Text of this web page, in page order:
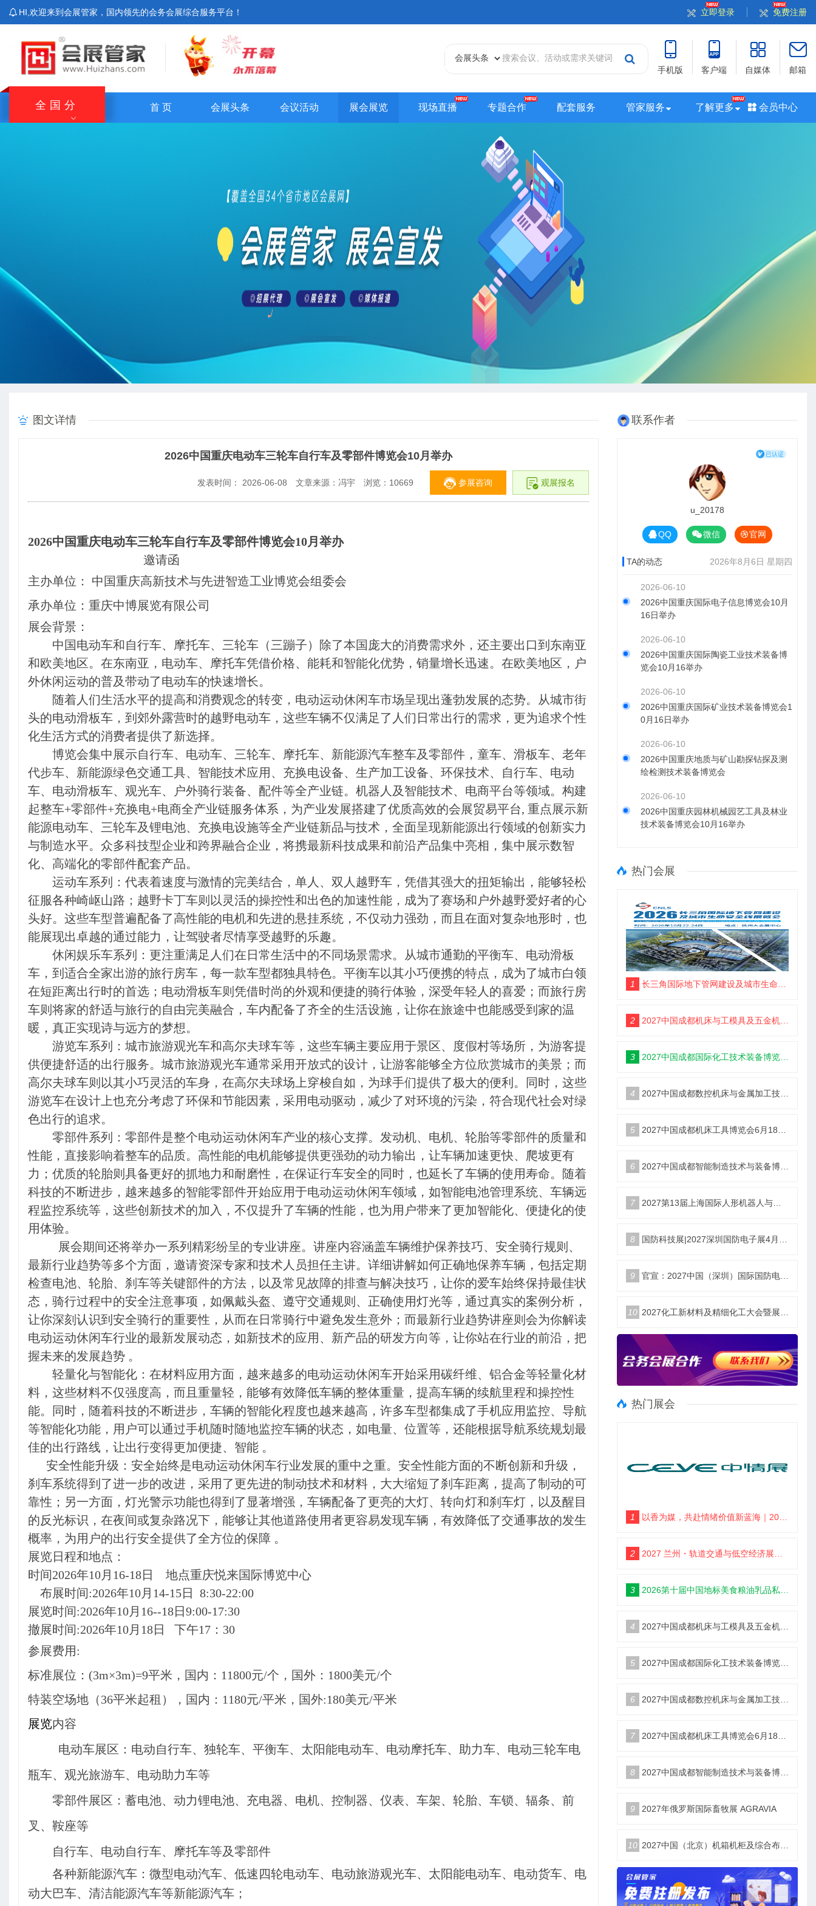
HI,欢迎来到会展管家，国内领先的会务会展综合服务平台！ 立即登录 免费注册
手机版 客户端 自媒体 邮箱
全国分 首 页 会展头条 会议活动 展会展览 现场直播 专题合作 配套服务 管家服务 了解更多 会员中心
福建站
江西站 陕西站
台湾站
图文详情
2026中国重庆电动车三轮车自行车及零部件博览会10月举办
发表时间： 2026-06-08 文章来源：冯宇 浏览： 10669 参展咨询 观展报名
2026中国重庆电动车三轮车自行车及零部件博览会10月举办
邀请函
主办单位： 中国重庆高新技术与先进智造工业博览会组委会
承办单位：重庆中博展览有限公司
展会背景：
中国电动车和自行车、摩托车、三轮车（三蹦子）除了本国庞大的消费需求外，还主要出口到东南亚
和欧美地区。在东南亚，电动车、摩托车凭借价格、能耗和智能化优势，销量增长迅速。在欧美地区，户
外休闲运动的普及带动了电动车的快速增长。
随着人们生活水平的提高和消费观念的转变，电动运动休闲车市场呈现出蓬勃发展的态势。从城市街
头的电动滑板车，到郊外露营时的越野电动车，这些车辆不仅满足了人们日常出行的需求，更为追求个性
化生活方式的消费者提供了新选择。
博览会集中展示自行车、电动车、三轮车、摩托车、新能源汽车整车及零部件，童车、滑板车、老年
代步车、新能源绿色交通工具、智能技术应用、充换电设备、生产加工设备、环保技术、自行车、电动
车、电动滑板车、观光车、户外骑行装备、配件等全产业链。机器人及智能技术、电商平台等领域。构建
起整车+零部件+充换电+电商全产业链服务体系，为产业发展搭建了优质高效的会展贸易平台, 重点展示新
能源电动车、三轮车及锂电池、充换电设施等全产业链新品与技术，全面呈现新能源出行领域的创新实力
与制造水平。众多科技型企业和跨界融合企业，将携最新科技成果和前沿产品集中亮相，集中展示数智
化、高端化的零部件配套产品。
运动车系列：代表着速度与激情的完美结合，单人、双人越野车，凭借其强大的扭矩输出，能够轻松
征服各种崎岖山路；越野卡丁车则以灵活的操控性和出色的加速性能，成为了赛场和户外越野爱好者的心
头好。这些车型普遍配备了高性能的电机和先进的悬挂系统，不仅动力强劲，而且在面对复杂地形时，也
能展现出卓越的通过能力，让驾驶者尽情享受越野的乐趣。
休闲娱乐车系列：更注重满足人们在日常生活中的不同场景需求。从城市通勤的平衡车、电动滑板
车，到适合全家出游的旅行房车，每一款车型都独具特色。平衡车以其小巧便携的特点，成为了城市白领
在短距离出行时的首选；电动滑板车则凭借时尚的外观和便捷的骑行体验，深受年轻人的喜爱；而旅行房
车则将家的舒适与旅行的自由完美融合，车内配备了齐全的生活设施，让你在旅途中也能感受到家的温
暖，真正实现诗与远方的梦想。
游览车系列：城市旅游观光车和高尔夫球车等，这些车辆主要应用于景区、度假村等场所，为游客提
供便捷舒适的出行服务。城市旅游观光车通常采用开放式的设计，让游客能够全方位欣赏城市的美景；而
高尔夫球车则以其小巧灵活的车身，在高尔夫球场上穿梭自如，为球手们提供了极大的便利。同时，这些
游览车在设计上也充分考虑了环保和节能因素，采用电动驱动，减少了对环境的污染，符合现代社会对绿
色出行的追求。
零部件系列：零部件是整个电动运动休闲车产业的核心支撑。发动机、电机、轮胎等零部件的质量和
性能，直接影响着整车的品质。高性能的电机能够提供更强劲的动力输出，让车辆加速更快、爬坡更有
力；优质的轮胎则具备更好的抓地力和耐磨性，在保证行车安全的同时，也延长了车辆的使用寿命。随着
科技的不断进步，越来越多的智能零部件开始应用于电动运动休闲车领域，如智能电池管理系统、车辆远
程监控系统等，这些创新技术的加入，不仅提升了车辆的性能，也为用户带来了更加智能化、便捷化的使
用体验。
展会期间还将举办一系列精彩纷呈的专业讲座。讲座内容涵盖车辆维护保养技巧、安全骑行规则、
最新行业趋势等多个方面，邀请资深专家和技术人员担任主讲。详细讲解如何正确地保养车辆，包括定期
检查电池、轮胎、刹车等关键部件的方法，以及常见故障的排查与解决技巧，让你的爱车始终保持最佳状
态，骑行过程中的安全注意事项，如佩戴头盔、遵守交通规则、正确使用灯光等，通过真实的案例分析，
让你深刻认识到安全骑行的重要性，从而在日常骑行中避免发生意外；而最新行业趋势讲座则会为你解读
电动运动休闲车行业的最新发展动态，如新技术的应用、新产品的研发方向等，让你站在行业的前沿，把
握未来的发展趋势 。
轻量化与智能化：在材料应用方面，越来越多的电动运动休闲车开始采用碳纤维、铝合金等轻量化材
料，这些材料不仅强度高，而且重量轻，能够有效降低车辆的整体重量，提高车辆的续航里程和操控性
能。同时，随着科技的不断进步，车辆的智能化程度也越来越高，许多车型都集成了手机应用监控、导航
等智能化功能，用户可以通过手机随时随地监控车辆的状态，如电量、位置等，还能根据导航系统规划最
佳的出行路线，让出行变得更加便捷、智能 。
安全性能升级：安全始终是电动运动休闲车行业发展的重中之重。安全性能方面的不断创新和升级，
刹车系统得到了进一步的改进，采用了更先进的制动技术和材料，大大缩短了刹车距离，提高了制动的可
靠性；另一方面，灯光警示功能也得到了显著增强，车辆配备了更亮的大灯、转向灯和刹车灯，以及醒目
的反光标识，在夜间或复杂路况下，能够让其他道路使用者更容易发现车辆，有效降低了交通事故的发生
概率，为用户的出行安全提供了全方位的保障 。
展览日程和地点：
时间2026年10月16-18日 地点重庆悦来国际博览中心
布展时间:2026年10月14-15日 8:30-22:00
展览时间:2026年10月16--18日9:00-17:30
撤展时间:2026年10月18日 下午17：30
参展费用:
标准展位： (3m×3m)=9平米， 国内：11800元/个，国外：1800美元/个
特装空场地（36平米起租），国内：1180元/平米，国外:180美元/平米
展览内容
电动车展区：电动自行车、独轮车、平衡车、太阳能电动车、电动摩托车、助力车、电动三轮车电
瓶车、观光旅游车、电动助力车等
零部件展区：蓄电池、动力锂电池、充电器、电机、控制器、仪表、车架、轮胎、车锁、辐条、前
叉、鞍座等
自行车、电动自行车、摩托车等及零部件
各种新能源汽车：微型电动汽车、低速四轮电动车、电动旅游观光车、太阳能电动车、电动货车、电
动大巴车、清洁能源汽车等新能源汽车；
联系作者
u_20178
QQ 微信 官网
TA的动态 2026年8月6日 星期四
2026-06-10
2026中国重庆国际电子信息博览会10月
16日举办
2026-06-10
2026中国重庆国际陶瓷工业技术装备博
览会10月16举办
2026-06-10
2026中国重庆国际矿业技术装备博览会1
0月16日举办
2026-06-10
2026中国重庆地质与矿山勘探钻探及测
绘检测技术装备博览会
2026-06-10
2026中国重庆园林机械园艺工具及林业
技术装备博览会10月16举办
热门会展
1 长三角国际地下管网建设及城市生命安全线展览会
2 2027中国成都机床与工模具及五金机电博览会6月18举办
3 2027中国成都国际化工技术装备博览会6月18举办
4 2027中国成都数控机床与金属加工技术装备博览会6月18举办
5 2027中国成都机床工具博览会6月18举办
6 2027中国成都智能制造技术与装备博览会6月18举办
7 2027第13届上海国际人形机器人与供应链生态展览会暨峰会
8 国防科技展|2027深圳国防电子展4月9日启幕
9 官宣：2027中国（深圳）国际国防电子博览会
10 2027化工新材料及精细化工大会暨展览会定档苏州
热门展会
1 以香为媒，共赴情绪价值新蓝海｜2027郑州情绪价值经济博览会・香氛产业馆
2 2027 兰州・轨道交通与低空经济展览会
3 2026第十届中国地标美食粮油乳品私域新渠道团长大会
4 2027中国成都机床与工模具及五金机电博览会6月18举办
5 2027中国成都国际化工技术装备博览会6月18举办
6 2027中国成都数控机床与金属加工技术装备博览会6月18举办
7 2027中国成都机床工具博览会6月18举办
8 2027中国成都智能制造技术与装备博览会6月18举办
9 2027年俄罗斯国际畜牧展 AGRAVIA
10 2027中国（北京）机箱机柜及综合布线数据中心设施展览会